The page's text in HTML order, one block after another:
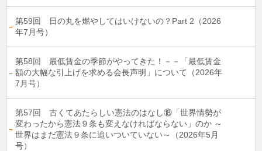
第59回 日の丸を燃やしてはいけないの？Part 2（2026
年7月号）
第58回 最低賃金の季節がやってきた！－－「最低賃金
額の大幅な引上げを求める会長声明」について（2026年
7月号）
第57回 古くてあたらしい憲法のはなし⑱「世界情勢が
変わったから憲法９条も変えなければならない」のか ～
世界はまだ憲法９条に追いついていない～（2026年5月
号）